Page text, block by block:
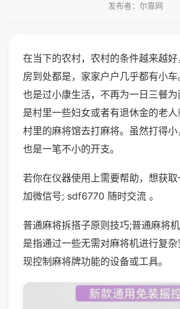
发布者：尔靠网
在当下的农村，农村的条件越来越
房到处都是，家家户户几乎都有小
也是过小康生活，不再为一日三餐
是村里一些妇女或者有退休金的老人
村里的麻将馆去打麻将。虽然打得
也是一笔不小的开支。
若你在仪器使用上需要帮助，想获
加微信号; sdf6770 随时交流 。
普通麻将拆搭子原则技巧;普通麻将
是指通过一些无需对麻将机进行复
现控制麻将牌功能的设备或工具。